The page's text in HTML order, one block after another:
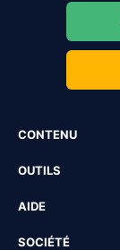
CONTENU
OUTILS
AIDE
SOCIÉTÉ